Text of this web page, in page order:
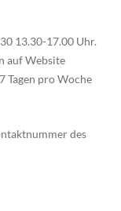
13.30-17.00 Uhr.
auf Website
Tagen pro Woche
des